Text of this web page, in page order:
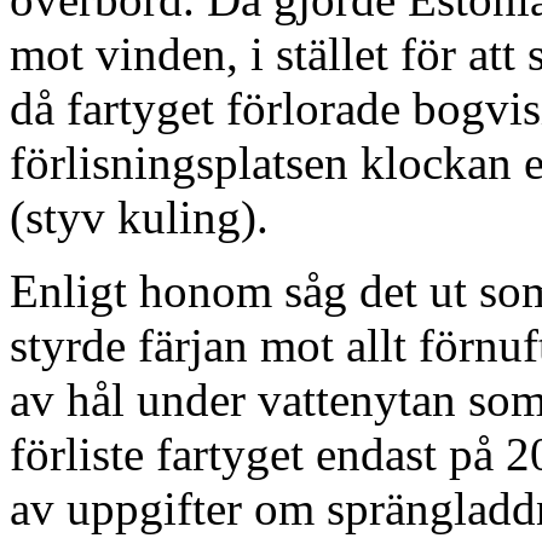
mot vinden, i stället för att
då fartyget förlorade
förlisningsplatsen klockan
(styv kuling).
Enligt honom såg det ut
styrde färjan mot allt
av hål under vattenytan
förliste fartyget endast på
av uppgifter om